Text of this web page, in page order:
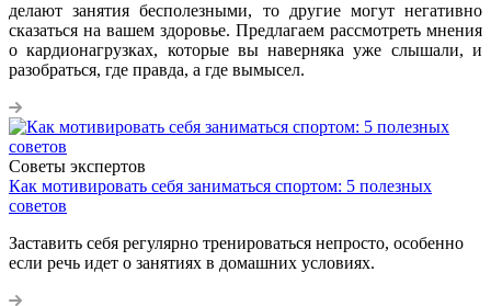
делают занятия бесполезными, то другие могут негативно
сказаться на вашем здоровье. Предлагаем рассмотреть мнения
о кардионагрузках, которые вы наверняка уже слышали, и
разобраться, где правда, а где вымысел.
Советы экспертов
Как мотивировать себя заниматься спортом: 5 полезных
советов
Заставить себя регулярно тренироваться непросто, особенно
если речь идет о занятиях в домашних условиях.